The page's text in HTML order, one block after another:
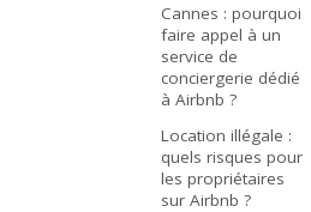
Cannes : pourquoi
faire appel à un
service de
conciergerie dédié
à Airbnb ?
Location illégale :
quels risques pour
les propriétaires
sur Airbnb ?